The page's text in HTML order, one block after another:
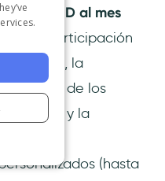
299 USD al mes
la participación
la
de los
de uso y la
(hasta